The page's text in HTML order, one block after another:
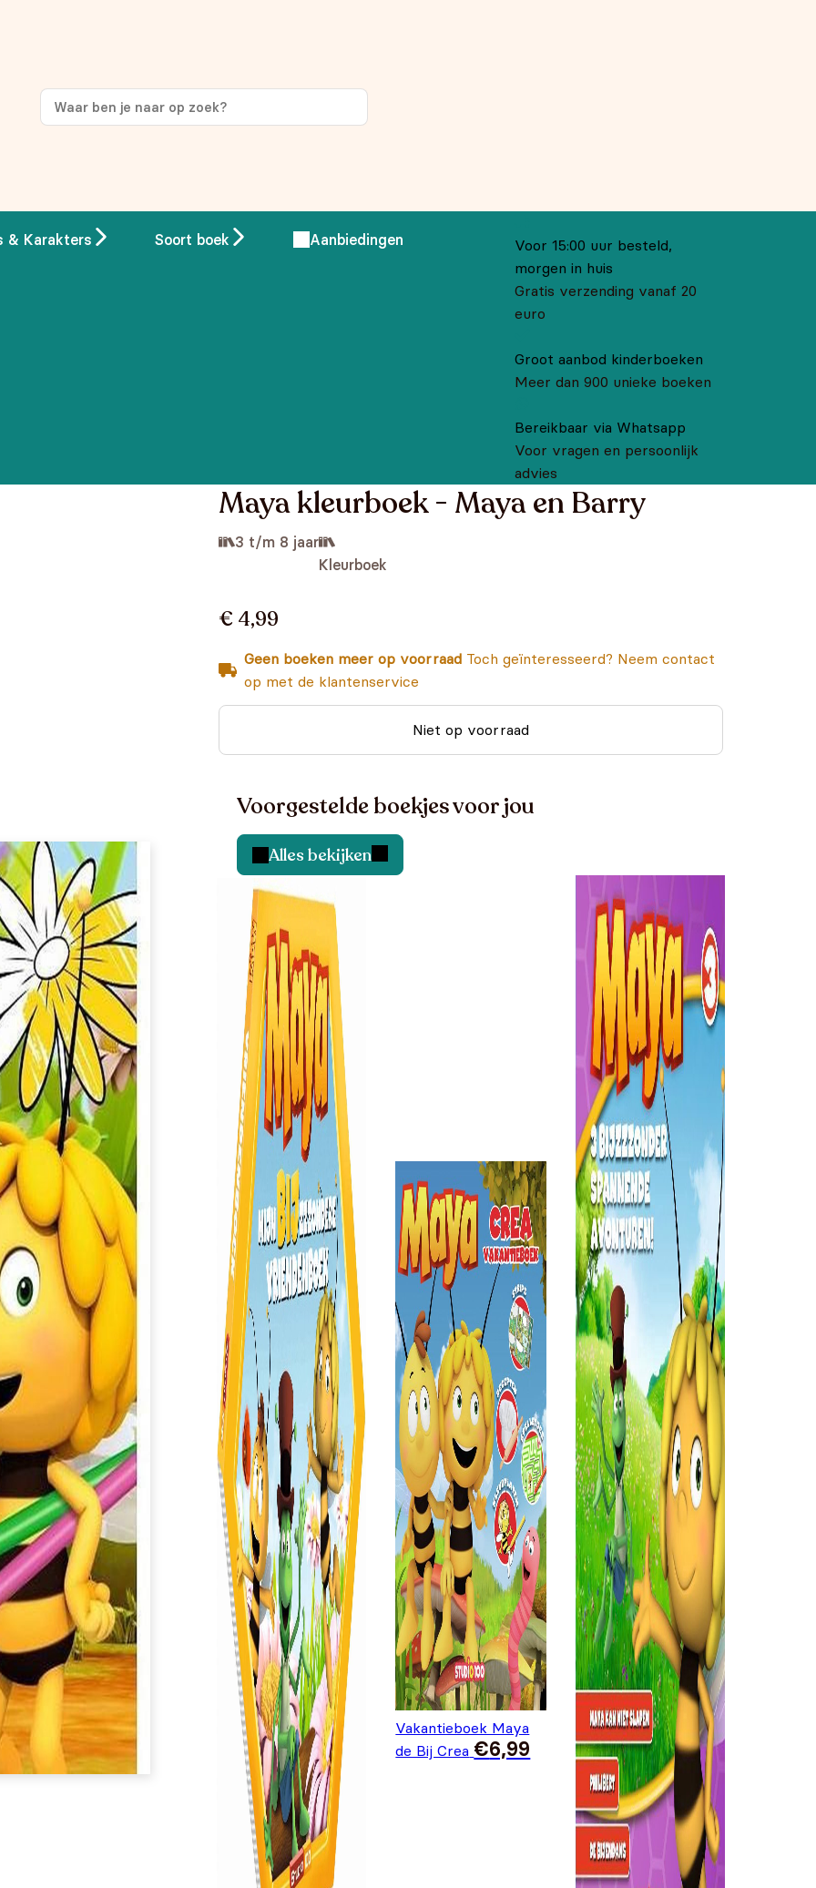
& Karakters Soort boek Aanbiedingen
Voor 15:00 uur besteld,
morgen in huis
Gratis verzending vanaf 20
euro
Groot aanbod kinderboeken
Meer dan 900 unieke boeken
Bereikbaar via Whatsapp
Voor vragen en persoonlijk
advies
Maya kleurboek - Maya en Barry
3 t/m 8 jaar
Kleurboek
€ 4,99
Geen boeken meer op voorraad Toch geïnteresseerd? Neem contact
op met de klantenservice
Niet op voorraad
Voorgestelde boekjes voor jou
Alles bekijken
Vakantieboek Maya
de Bij Crea €6,99
op je eerste aankoop!